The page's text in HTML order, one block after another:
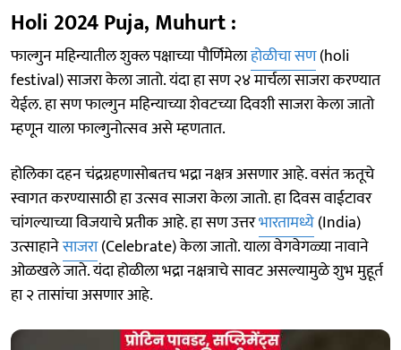
Holi 2024 Puja, Muhurt :
फाल्गुन महिन्यातील शुक्ल पक्षाच्या पौर्णिमेलाहोळीचा सण(holi
festival) साजरा केला जातो. यंदा हा सण २४ मार्चला साजरा करण्यात
येईल. हा सण फाल्गुन महिन्याच्या शेवटच्या दिवशी साजरा केला जातो
म्हणून याला फाल्गुनोत्सव असे म्हणतात.
होलिका दहन चंद्रग्रहणासोबतच भद्रा नक्षत्र असणार आहे. वसंत ऋतूचे
स्वागत करण्यासाठी हा उत्सव साजरा केला जातो. हा दिवस वाईटावर
चांगल्याच्या विजयाचे प्रतीक आहे. हा सण उत्तरभारतामध्ये(India)
उत्साहानेसाजरा(Celebrate) केला जातो. याला वेगवेगळ्या नावाने
ओळखले जाते. यंदा होळीला भद्रा नक्षत्राचे सावट असल्यामुळे शुभ मुहूर्त
हा २ तासांचा असणार आहे.